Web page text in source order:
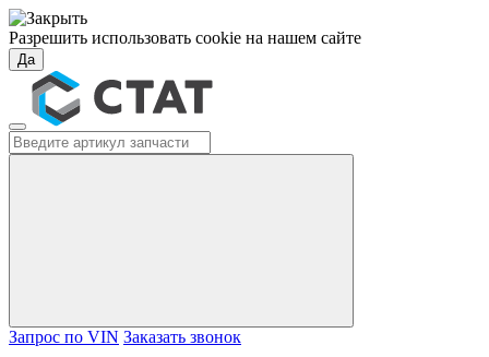
Разрешить использовать cookie на нашем сайте
Да
Запрос по VIN Заказать звонок